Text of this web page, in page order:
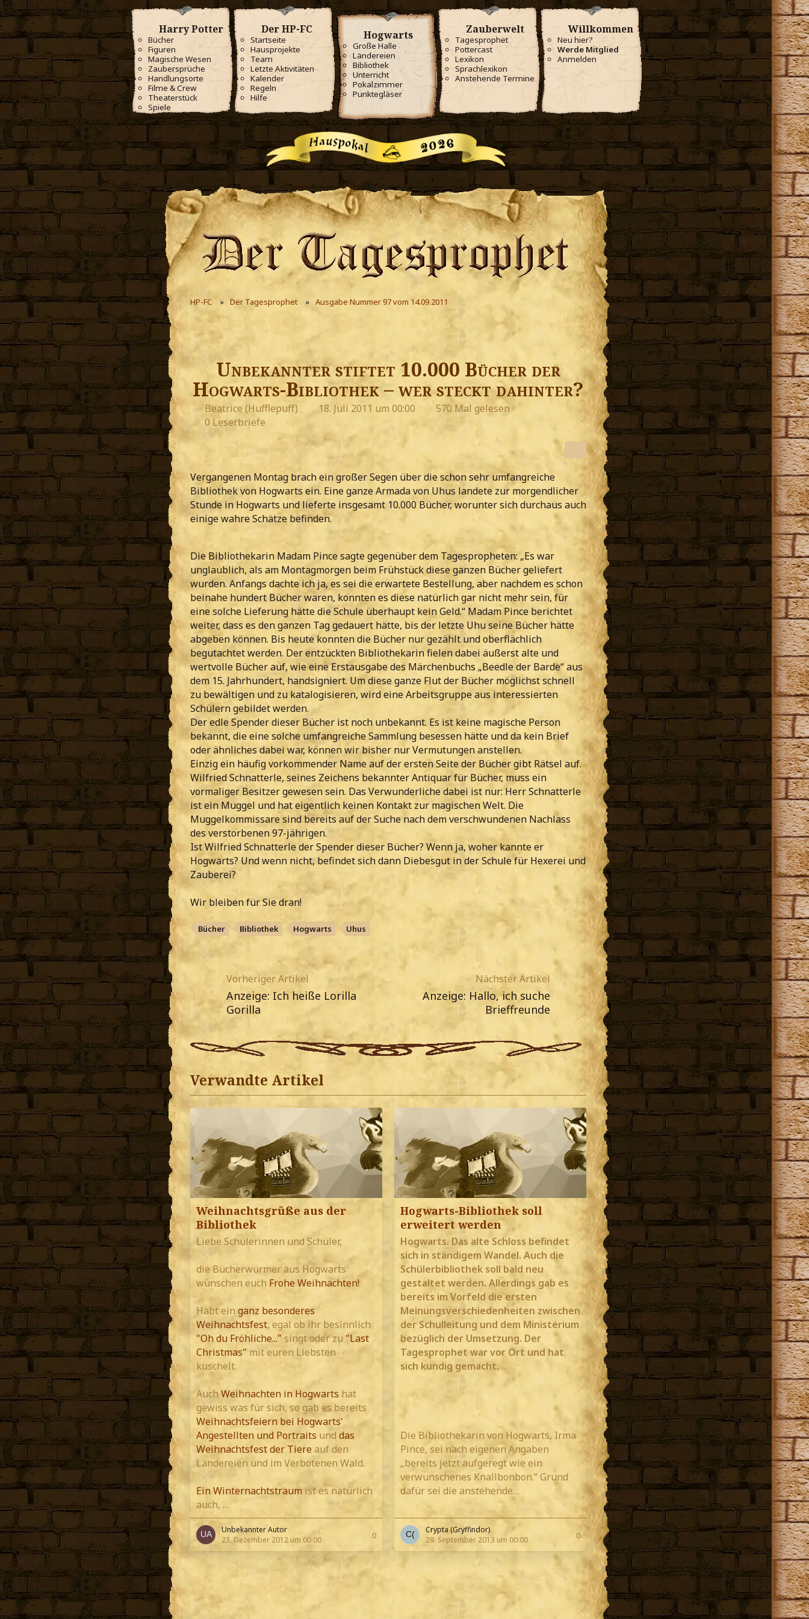
Harry Potter
Bücher
Figuren
Magische Wesen
Zaubersprüche
Handlungsorte
Filme & Crew
Theaterstück
Spiele
Der HP-FC
Startseite
Hausprojekte
Team
Letzte Aktivitäten
Kalender
Regeln
Hilfe
Hogwarts
Große Halle
Ländereien
Bibliothek
Unterricht
Pokalzimmer
Punktegläser
Zauberwelt
Tagesprophet
Pottercast
Lexikon
Sprachlexikon
Anstehende Termine
Willkommen
Neu hier?
Werde Mitglied
Anmelden
HP-FC Der Tagesprophet Ausgabe Nummer 97 vom 14.09.2011
Unbekannter stiftet 10.000 Bücher der
Hogwarts-Bibliothek – wer steckt dahinter?
Beatrice (Hufflepuff) 18. Juli 2011 um 00:00
570 Mal gelesen
0 Leserbriefe
Vergangenen Montag brach ein großer Segen über die schon sehr umfangreiche
Bibliothek von Hogwarts ein. Eine ganze Armada von Uhus landete zur morgendlicher
Stunde in Hogwarts und lieferte insgesamt 10.000 Bücher, worunter sich durchaus auch
einige wahre Schätze befinden.
Die Bibliothekarin Madam Pince sagte gegenüber dem Tagespropheten: „Es war
unglaublich, als am Montagmorgen beim Frühstück diese ganzen Bücher geliefert
wurden. Anfangs dachte ich ja, es sei die erwartete Bestellung, aber nachdem es schon
beinahe hundert Bücher waren, konnten es diese natürlich gar nicht mehr sein, für
eine solche Lieferung hätte die Schule überhaupt kein Geld.“ Madam Pince berichtet
weiter, dass es den ganzen Tag gedauert hätte, bis der letzte Uhu seine Bücher hätte
abgeben können. Bis heute konnten die Bücher nur gezählt und oberflächlich
begutachtet werden. Der entzückten Bibliothekarin fielen dabei äußerst alte und
wertvolle Bücher auf, wie eine Erstausgabe des Märchenbuchs „Beedle der Barde“ aus
dem 15. Jahrhundert, handsigniert. Um diese ganze Flut der Bücher möglichst schnell
zu bewältigen und zu katalogisieren, wird eine Arbeitsgruppe aus interessierten
Schülern gebildet werden.
Der edle Spender dieser Bücher ist noch unbekannt. Es ist keine magische Person
bekannt, die eine solche umfangreiche Sammlung besessen hätte und da kein Brief
oder ähnliches dabei war, können wir bisher nur Vermutungen anstellen.
Einzig ein häufig vorkommender Name auf der ersten Seite der Bücher gibt Rätsel auf.
Wilfried Schnatterle, seines Zeichens bekannter Antiquar für Bücher, muss ein
vormaliger Besitzer gewesen sein. Das Verwunderliche dabei ist nur: Herr Schnatterle
ist ein Muggel und hat eigentlich keinen Kontakt zur magischen Welt. Die
Muggelkommissare sind bereits auf der Suche nach dem verschwundenen Nachlass
des verstorbenen 97-jährigen.
Ist Wilfried Schnatterle der Spender dieser Bücher? Wenn ja, woher kannte er
Hogwarts? Und wenn nicht, befindet sich dann Diebesgut in der Schule für Hexerei und
Zauberei?
Wir bleiben für Sie dran!
Bücher Bibliothek Hogwarts Uhus
Vorheriger Artikel
Anzeige: Ich heiße Lorilla
Gorilla
Nächster Artikel
Anzeige: Hallo, ich suche
Brieffreunde
Verwandte Artikel
Weihnachtsgrüße aus der
Bibliothek
Liebe Schülerinnen und Schüler,
die Bücherwürmer aus Hogwarts
wünschen euch Frohe Weihnachten!
Habt ein ganz besonderes
Weihnachtsfest, egal ob ihr besinnlich
"Oh du Fröhliche..." singt oder zu "Last
Christmas" mit euren Liebsten
kuschelt.
AuchWeihnachten in Hogwarts hat
gewiss was für sich, so gab es bereits
Weihnachtsfeiern bei Hogwarts'
Angestellten und Portraits und das
Weihnachtsfest der Tiere auf den
Ländereien und im Verbotenen Wald.
Ein Winternachtstraumist es natürlich
auch, …
Unbekannter Autor
23. Dezember 2012 um 00:00
0
Hogwarts-Bibliothek soll
erweitert werden
Hogwarts. Das alte Schloss befindet
sich in ständigem Wandel. Auch die
Schülerbibliothek soll bald neu
gestaltet werden. Allerdings gab es
bereits im Vorfeld die ersten
Meinungsverschiedenheiten zwischen
der Schulleitung und dem Ministerium
bezüglich der Umsetzung. Der
Tagesprophet war vor Ort und hat
sich kundig gemacht.
Die Bibliothekarin von Hogwarts, Irma
Pince, sei nach eigenen Angaben
„bereits jetzt aufgeregt wie ein
verwunschenes Knallbonbon.“ Grund
dafür sei die anstehende…
Crypta (Gryffindor)
29. September 2013 um 00:00
0